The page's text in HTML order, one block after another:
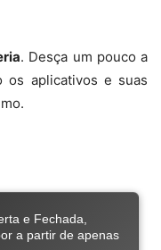
. Desça um pouco a
os aplicativos e suas